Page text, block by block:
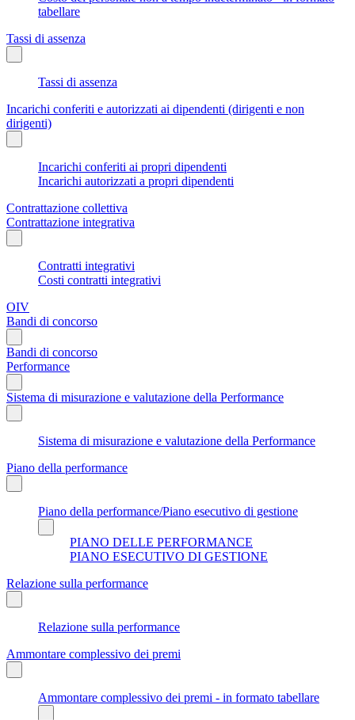
tabellare
Tassi di assenza
Tassi di assenza
Incarichi conferiti e autorizzati ai dipendenti (dirigenti e non
dirigenti)
Incarichi conferiti ai propri dipendenti
Incarichi autorizzati a propri dipendenti
Contrattazione collettiva
Contrattazione integrativa
Contratti integrativi
Costi contratti integrativi
OIV
Bandi di concorso
Bandi di concorso
Performance
Sistema di misurazione e valutazione della Performance
Sistema di misurazione e valutazione della Performance
Piano della performance
Piano della performance/Piano esecutivo di gestione
PIANO DELLE PERFORMANCE
PIANO ESECUTIVO DI GESTIONE
Relazione sulla performance
Relazione sulla performance
Ammontare complessivo dei premi
Ammontare complessivo dei premi - in formato tabellare